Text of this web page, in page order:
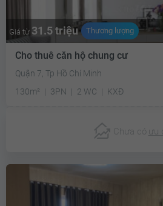
Giá từ 31.5 triệu Thương lượng
Cho thuê căn hộ chung cư
Quận 7, Tp Hồ Chí Minh
130m²
3PN 2 WC KXĐ
Chưa có ưu